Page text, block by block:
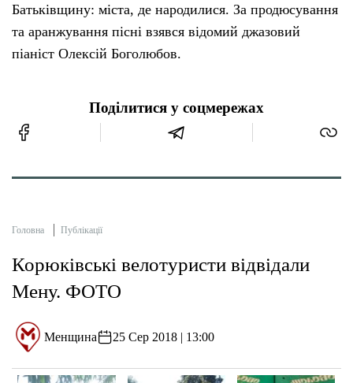
Батьківщину: міста, де народилися. За продюсування
та аранжування пісні взявся відомий джазовий
піаніст Олексій Боголюбов.
Поділитися у соцмережах
Головна Публікації
Корюківські велотуристи відвідали
Мену. ФОТО
Менщина 25 Сер 2018 | 13:00